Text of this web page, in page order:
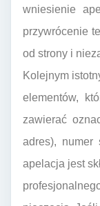
wniesienie
przywrócenie
od strony i
Kolejnym
elementów,
zawierać
adres), numer
apelacja jest